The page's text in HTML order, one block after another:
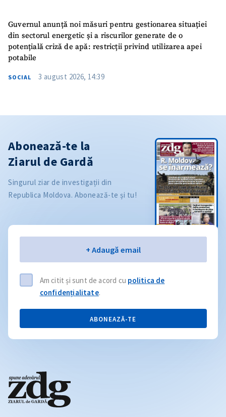
Guvernul anunță noi măsuri pentru gestionarea situației
din sectorul energetic și a riscurilor generate de o
potențială criză de apă: restricții privind utilizarea apei
potabile
SOCIAL 3 august 2026, 14:39
Abonează-te la
Ziarul de Gardă
Singurul ziar de investigații din
Republica Moldova. Abonează-te și tu!
+ Adaugă email
Am citit și sunt de acord cu politica de
confidențialitate.
ABONEAZĂ-TE